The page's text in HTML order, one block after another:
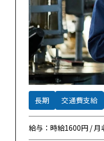
長期 交通費支給
給与：時給1600円 /